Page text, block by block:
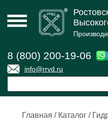
8 (800) 200-19-06
info@rrvd.ru
Главная / Каталог /